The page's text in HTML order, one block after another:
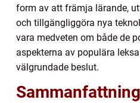
form av att främja lärande,
och tillgängliggöra nya
vara medveten om både de
aspekterna av populära
välgrundade beslut.